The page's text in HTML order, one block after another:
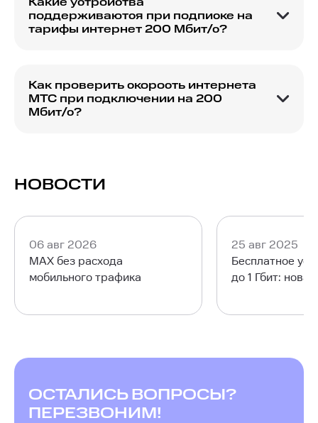
поддерживаются при подписке на
тарифы интернет 200 Мбит/с?
Smart TV и другие.
Как проверить скорость интернета
МТС при подключении на 200
Мбит/с?
НОВОСТИ
06 авг 2026
MAX без расхода
мобильного трафика
25 авг 2025
Бесплатное
до 1 Гбит:
ОСТАЛИСЬ ВОПРОСЫ?
ПЕРЕЗВОНИМ!